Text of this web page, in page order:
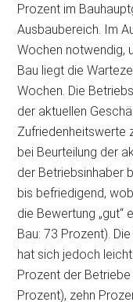
Prozent im
Ausbaubereich. Im
Wochen notwendig,
Bau liegt die
Wochen. Die
der aktuellen
Zufriedenheitswerte
bei Beurteilung der
der Betriebsinhaber
bis befriedigend,
die Bewertung „gut“
Bau: 73 Prozent).
hat sich jedoch
Prozent der
Prozent), zehn